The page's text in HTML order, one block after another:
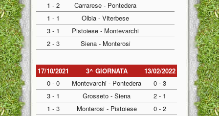
1 - 2
Carrarese - Pontedera
1 - 1
Olbia - Viterbese
3 - 1
Pistoiese - Montevarchi
2 - 3
Siena - Monterosi
17/10/2021 3^ GIORNATA
13/02/2022
0 - 0
Montevarchi - Pontedera
0 - 3
3 - 1
Grosseto - Siena
2 - 1
1 - 3
Monterosi - Pistoiese
0 - 2